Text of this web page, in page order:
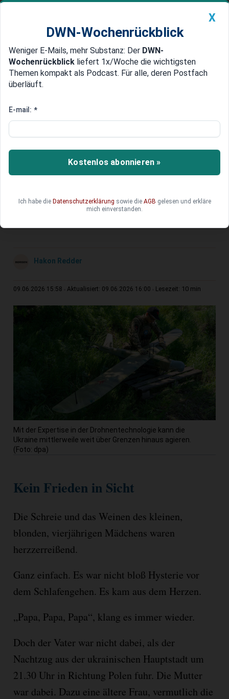
Newsticker MEIN DWN: Geldanlage Premium
Edelmetalle DWN-Magazin China
Analyse: Nein, es gibt keine
Ukraine
Weder militärisch noch diplomatisch gibt es eine
Aussicht auf einen Waffenstillstand,
Russland und der Ukraine. Auch wenn Teile der
russischen Elite offenbar auf Frieden hoffen
Hakon Redder
09.06.2026 15:58 Aktualisiert: 09.06.2026 16:00 Lesezeit: 10 min
Mit der Expertise in der Drohnentechnologie kann die
Ukraine mittlerweile weit über Grenzen hinaus agieren.
(Foto: dpa)
Kein Frieden in Sicht
Die Schreie und das Weinen des kleinen,
blonden, vierjährigen Mädchens waren
herzzerreißend.
Ganz einfach. Es war nicht bloß Hysterie vor
dem Schlafengehen. Es kam aus dem Herzen.
„Papa, Papa, Papa“, klang es immer wieder.
Doch der Vater war nicht dabei, als der
Nachtzug aus der ukrainischen Hauptstadt um
21.30 Uhr in Richtung Polen fuhr. Die Mutter
war dabei. Dazu eine ältere Frau, vermutlich die
X
DWN-Wochenrückblick
Weniger E-Mails, mehr Substanz: Der DWN-
Wochenrückblick liefert 1x/Woche die wichtigsten
Themen kompakt als Podcast. Für alle, deren Postfach
überläuft.
E-mail: *
Kostenlos abonnieren »
Ich habe die Datenschutzerklärung sowie die AGB gelesen und erkläre
mich einverstanden.